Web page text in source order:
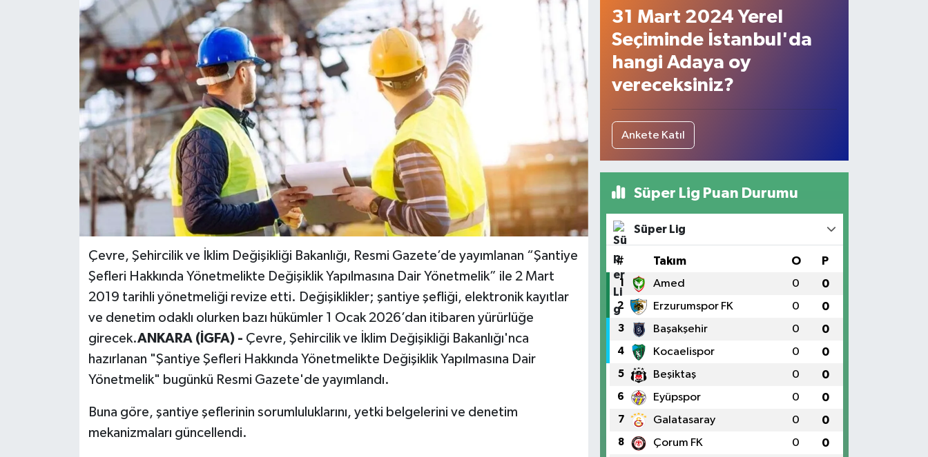
Çevre, Şehircilik ve İklim Değişikliği Bakanlığı, Resmi Gazete’de yayımlanan “Şantiye
Şefleri Hakkında Yönetmelikte Değişiklik Yapılmasına Dair Yönetmelik” ile 2 Mart
2019 tarihli yönetmeliği revize etti. Değişiklikler; şantiye şefliği, elektronik kayıtlar
ve denetim odaklı olurken bazı hükümler 1 Ocak 2026’dan itibaren yürürlüğe
girecek.ANKARA (İGFA) - Çevre, Şehircilik ve İklim Değişikliği Bakanlığı'nca
hazırlanan "Şantiye Şefleri Hakkında Yönetmelikte Değişiklik Yapılmasına Dair
Yönetmelik" bugünkü Resmi Gazete'de yayımlandı.
Buna göre, şantiye şeflerinin sorumluluklarını, yetki belgelerini ve denetim
mekanizmaları güncellendi.
31 Mart 2024 Yerel
Seçiminde İstanbul'da
hangi Adaya oy
vereceksiniz?
Ankete Katıl
Süper Lig Puan Durumu
Süper Lig
# Takım O P
1 Amed 0 0
2 Erzurumspor FK 0 0
3 Başakşehir 0 0
4 Kocaelispor 0 0
5 Beşiktaş 0 0
6 Eyüpspor 0 0
7 Galatasaray 0 0
8 Çorum FK 0 0